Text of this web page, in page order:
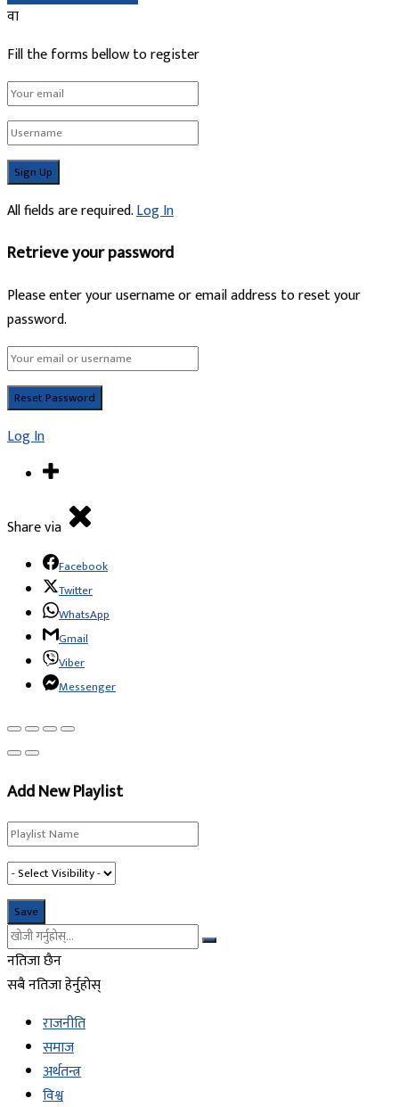
वा
Fill the forms bellow to register
All fields are required.Log In
Retrieve your password
Please enter your username or email address to reset your
password.
Log In
Share via
Facebook
Twitter
WhatsApp
Gmail
Viber
Messenger
Add New Playlist
नतिजा छैन
सबै नतिजा हेर्नुहोस्
राजनीति
समाज
अर्थतन्त्र
विश्व